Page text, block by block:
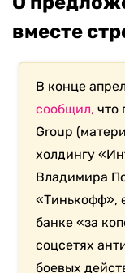
вместе
В конце
сообщил, что
Group
холдингу
Владимира
«Тинькофф»,
банке «за
соцсетях
боевых